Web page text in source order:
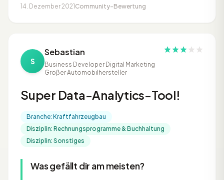
14. Dezember 2021 Community-Bewertung
S
Sebastian
Business Developer Digital Marketing
Großer Automobilhersteller
Super Data-Analytics-Tool!
Branche: Kraftfahrzeugbau
Disziplin: Rechnungsprogramme & Buchhaltung
Disziplin: Sonstiges
Was gefällt dir am meisten?